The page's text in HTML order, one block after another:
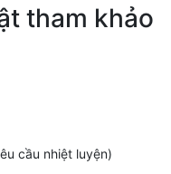
tham khảo
cầu nhiệt luyện)